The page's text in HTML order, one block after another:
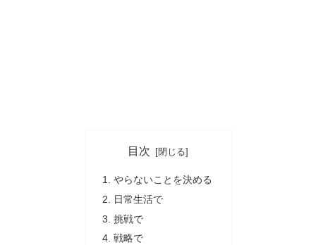
目次
やらないことを決める
日常生活で
挑戦で
戦略で